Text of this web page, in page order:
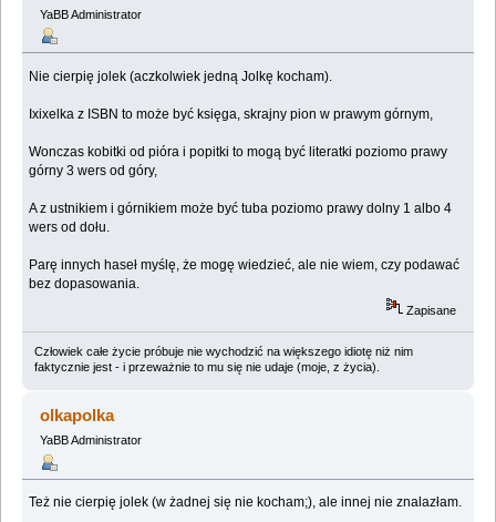
YaBB Administrator
Nie cierpię jolek (aczkolwiek jedną Jolkę kocham).
Ixixelka z ISBN to może być księga, skrajny pion w prawym górnym,
Wonczas kobitki od pióra i popitki to mogą być literatki poziomo prawy
górny 3 wers od góry,
A z ustnikiem i górnikiem może być tuba poziomo prawy dolny 1 albo 4
wers od dołu.
Parę innych haseł myślę, że mogę wiedzieć, ale nie wiem, czy podawać
bez dopasowania.
Zapisane
Człowiek całe życie próbuje nie wychodzić na większego idiotę niż nim
faktycznie jest - i przeważnie to mu się nie udaje (moje, z życia).
olkapolka
YaBB Administrator
Też nie cierpię jolek (w żadnej się nie kocham;), ale innej nie znalazłam.